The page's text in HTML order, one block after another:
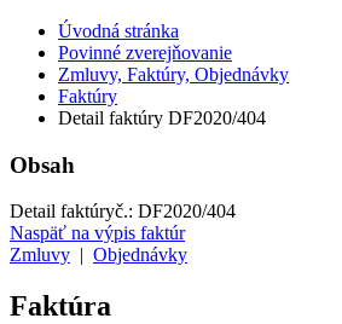
Úvodná stránka
Povinné zverejňovanie
Zmluvy, Faktúry, Objednávky
Faktúry
Detail faktúry DF2020/404
Obsah
Detail faktúryč.: DF2020/404
Naspäť na výpis faktúr
Zmluvy
Objednávky
Faktúra